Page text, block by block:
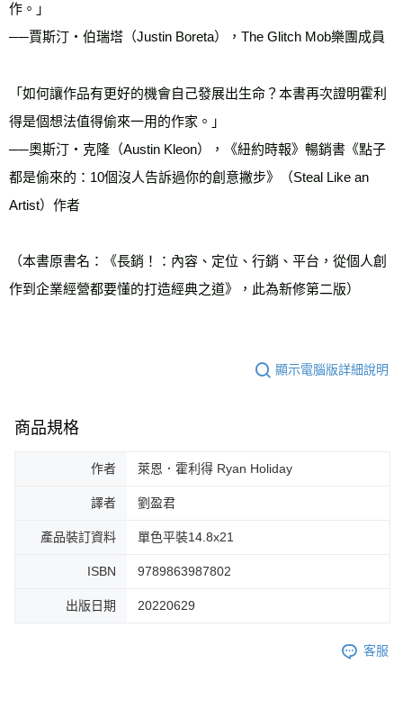
作。」
──賈斯汀・伯瑞塔（Justin Boreta），The Glitch Mob樂團成員
「如何讓作品有更好的機會自己發展出生命？本書再次證明霍利
得是個想法值得偷來一用的作家。」
──奧斯汀・克隆（Austin Kleon），《紐約時報》暢銷書《點子
都是偷來的：10個沒人告訴過你的創意撇步》（Steal Like an
Artist）作者
（本書原書名：《長銷！：內容、定位、行銷、平台，從個人創
作到企業經營都要懂的打造經典之道》，此為新修第二版）
顯示電腦版詳細說明
商品規格
作者 萊恩．霍利得 Ryan Holiday
譯者 劉盈君
產品裝訂資料 單色平裝14.8x21
ISBN 9789863987802
出版日期 20220629
客服